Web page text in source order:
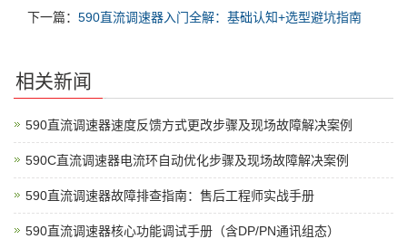
下一篇： 590直流调速器入门全解：基础认知+选型避坑指南
相关新闻
590直流调速器速度反馈方式更改步骤及现场故障解决案例
590C直流调速器电流环自动优化步骤及现场故障解决案例
590直流调速器故障排查指南：售后工程师实战手册
590直流调速器核心功能调试手册（含DP/PN通讯组态）